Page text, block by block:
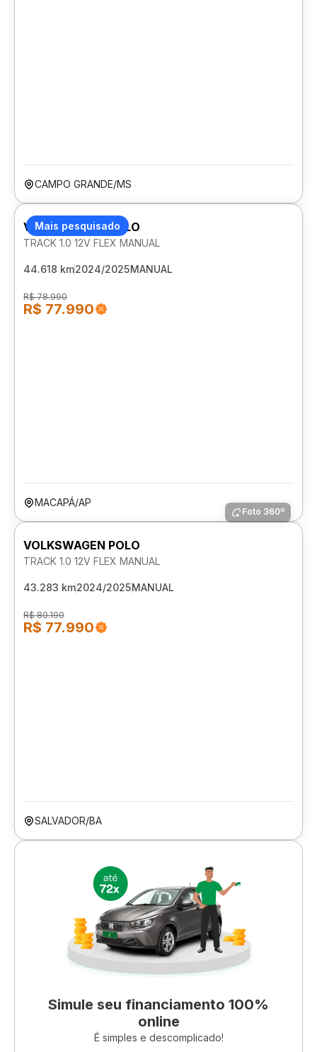
CAMPO GRANDE/MS
Mais pesquisado
VOLKSWAGEN POLO
TRACK 1.0 12V FLEX MANUAL
44.618 km2024/2025MANUAL
R$ 78.990
R$ 77.990
MACAPÁ/AP
Foto 360º
VOLKSWAGEN POLO
TRACK 1.0 12V FLEX MANUAL
43.283 km2024/2025MANUAL
R$ 80.190
R$ 77.990
SALVADOR/BA
Simule seu financiamento 100%
online
É simples e descomplicado!